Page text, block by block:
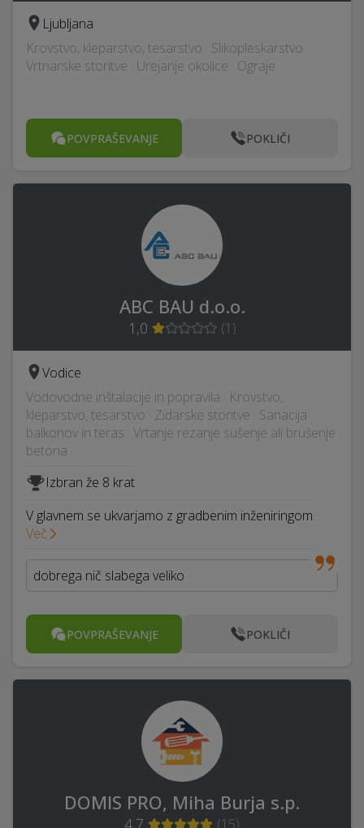
Ljubljana
Krovstvo, kleparstvo, tesarstvo · Slikopleskarstvo ·
Vrtnarske storitve · Urejanje okolice · Ograje
POVPRAŠEVANJE POKLIČI
ABC BAU d.o.o.
1,0 (1 )
Vodice
Vodovodne inštalacije in popravila · Krovstvo,
kleparstvo, tesarstvo · Zidarske storitve · Sanacija
balkonov in teras · Vrtanje rezanje sušenje ali brušenje
betona
Izbran že 8 krat
V glavnem se ukvarjamo z gradbenim inženiringom.
Več
dobrega nič slabega veliko
POVPRAŠEVANJE POKLIČI
DOMIS PRO, Miha Burja s.p.
(15)